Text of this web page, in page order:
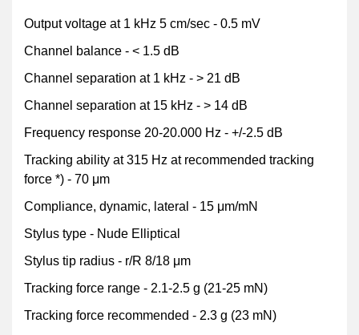
Output voltage at 1 kHz 5 cm/sec - 0.5 mV
Channel balance - < 1.5 dB
Channel separation at 1 kHz - > 21 dB
Channel separation at 15 kHz - > 14 dB
Frequency response 20-20.000 Hz - +/-2.5 dB
Tracking ability at 315 Hz at recommended tracking
force *) - 70 μm
Compliance, dynamic, lateral - 15 μm/mN
Stylus type - Nude Elliptical
Stylus tip radius - r/R 8/18 μm
Tracking force range - 2.1-2.5 g (21-25 mN)
Tracking force recommended - 2.3 g (23 mN)